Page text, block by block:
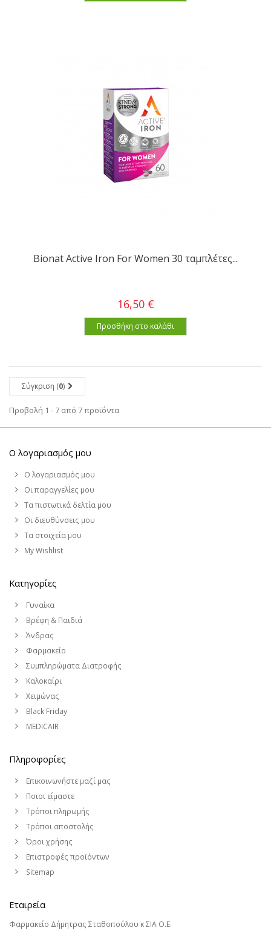
Bionat Active Iron For Women 30 ταμπλέτες...
16,50 €
Προσθήκη στο καλάθι
Σύγκριση (0)
Προβολή 1 - 7 από 7 προϊόντα
Ο λογαριασμός μου
Ο λογαριασμός μου
Οι παραγγελίες μου
Τα πιστωτικά δελτία μου
Οι διευθύνσεις μου
Τα στοιχεία μου
My Wishlist
Κατηγορίες
Γυναίκα
Βρέφη & Παιδιά
Άνδρας
Φαρμακείο
Συμπληρώματα Διατροφής
Καλοκαίρι
Χειμώνας
Black Friday
MEDICAIR
Πληροφορίες
Επικοινωνήστε μαζί μας
Ποιοι είμαστε
Τρόποι πληρωμής
Τρόποι αποστολής
Όροι χρήσης
Επιστροφές προϊόντων
Sitemap
Εταιρεία
Φαρμακείο Δήμητρας Σταθοπούλου κ ΣΙΑ Ο.Ε.